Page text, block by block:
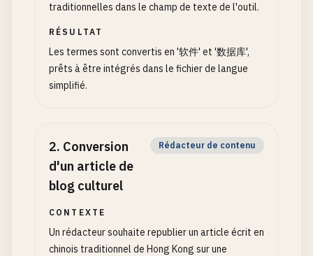
traditionnelles dans le champ de texte de l'outil.
RÉSULTAT
Les termes sont convertis en '软件' et '数据库',
prêts à être intégrés dans le fichier de langue
simplifié.
2. Conversion
d'un article de
blog culturel
Rédacteur de contenu
CONTEXTE
Un rédacteur souhaite republier un article écrit en
chinois traditionnel de Hong Kong sur une